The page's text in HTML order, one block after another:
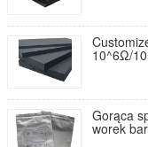
10^6Ω/
100 kg/
Gorąca
worek